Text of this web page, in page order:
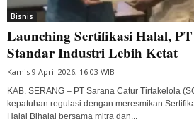
Bisnis
Launching Sertifikasi Halal,
Standar Industri Lebih Ketat
Kamis 9 April 2026, 16:03 WIB
KAB. SERANG – PT Sarana Catur Tirtakelola
kepatuhan regulasi dengan meresmikan
Halal Bihalal bersama mitra dan...